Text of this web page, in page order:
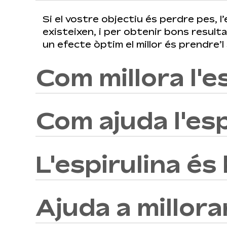
Si el vostre objectiu és perdre pes,
existeixen, i per obtenir bons
un efecte òptim el millor és
Com millora
Tant si sou un amant de l’esport o si
augmentar la vostra força i
Com ajuda
La ficocianina, la clorofil·la, el beta
que contribueixen al bon
del nostre cos ia enfortir el sistema
És important remarcar que
Per tant, pot ser presa per persones
L'espirulina és
La regulació del trànsit intestinal és
Gràcies al magnesi, la fibra i la
saludables. Així mateix, s’afavoreix
Ajuda a